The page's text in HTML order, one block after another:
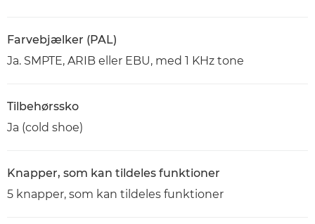
Farvebjælker (PAL)
Ja. SMPTE, ARIB eller EBU, med 1 KHz tone
Tilbehørssko
Ja (cold shoe)
Knapper, som kan tildeles funktioner
5 knapper, som kan tildeles funktioner